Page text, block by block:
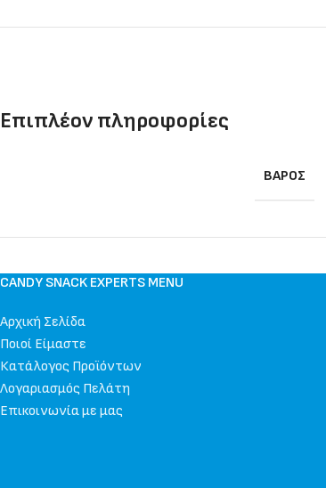
Επιπλέον πληροφορίες
ΒΆΡΟΣ
CANDY SNACK EXPERTS MENU
Αρχική Σελίδα
Ποιοί Είμαστε
Κατάλογος Προϊόντων
Λογαριασμός Πελάτη
Επικοινωνία με μας